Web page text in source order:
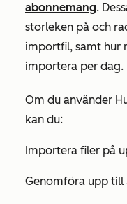
abonnemang.
storleken på och
importfil, samt hur
importera per dag.
Om du använder
kan du:
Importera filer på
Genomföra upp